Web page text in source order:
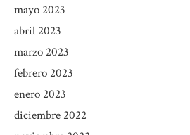
mayo 2023
abril 2023
marzo 2023
febrero 2023
enero 2023
diciembre 2022